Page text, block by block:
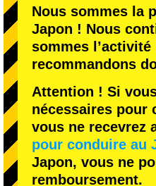
Nous sommes la
Japon ! Nous
sommes l’activité
recommandons
Attention ! Si
nécessaires pour
vous ne recevrez
pour conduire au
Japon, vous ne
remboursement.